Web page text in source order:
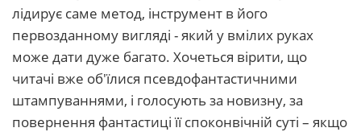
лідирує саме метод, інструмент в його
первозданному вигляді - який у вмілих руках
може дати дуже багато. Хочеться вірити, що
читачі вже об'їлися псевдофантастичними
штампуваннями, і голосують за новизну, за
повернення фантастиці її споконвічній суті – якщо